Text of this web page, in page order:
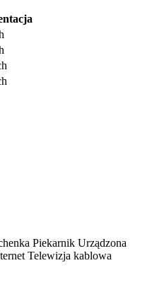
Piekarnik Urządzona
Telewizja kablowa